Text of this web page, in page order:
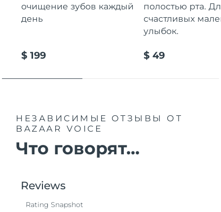
очищение зубов каждый
день
$ 199
полостью рта.
счастливых
улыбок.
$ 49
НЕЗАВИСИМЫЕ ОТЗЫВЫ
ОТ
BAZAAR VOICE
Что говорят...